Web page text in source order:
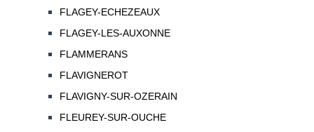
FLAGEY-ECHEZEAUX
FLAGEY-LES-AUXONNE
FLAMMERANS
FLAVIGNEROT
FLAVIGNY-SUR-OZERAIN
FLEUREY-SUR-OUCHE